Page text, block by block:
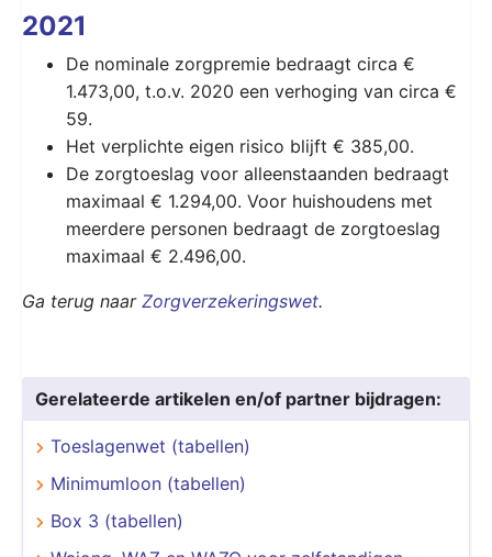
2021
De nominale zorgpremie bedraagt circa €
1.473,00, t.o.v. 2020 een verhoging van circa €
59.
Het verplichte eigen risico blijft € 385,00.
De zorgtoeslag voor alleenstaanden bedraagt
maximaal € 1.294,00. Voor huishoudens met
meerdere personen bedraagt de zorgtoeslag
maximaal € 2.496,00.
Ga terug naar Zorgverzekeringswet.
Gerelateerde artikelen en/of partner bijdragen:
Toeslagenwet (tabellen)
Minimumloon (tabellen)
Box 3 (tabellen)